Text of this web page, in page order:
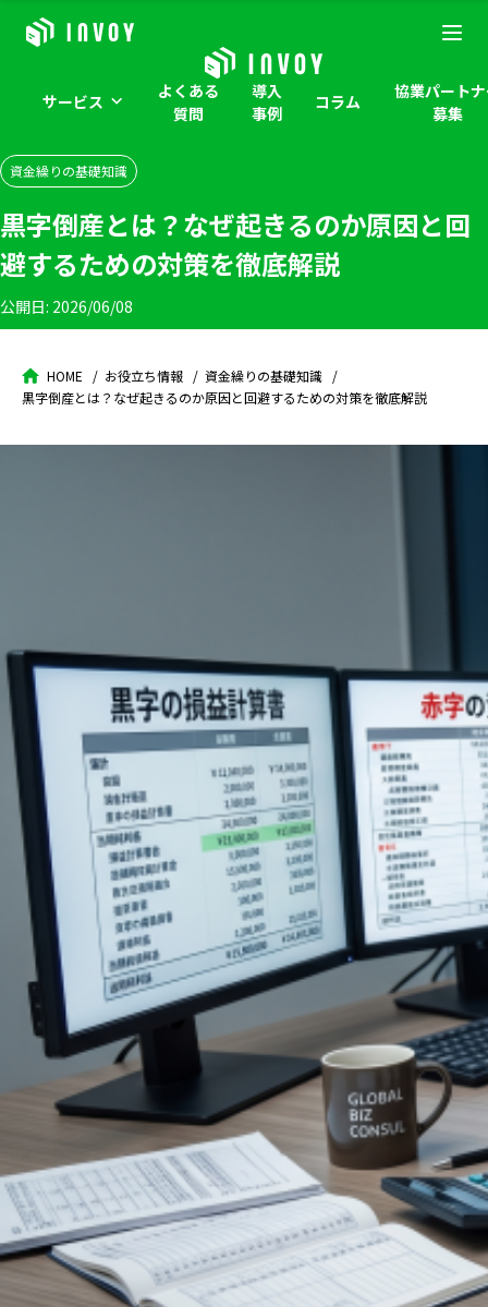
サービス
よくある
質問
導入
事例
コラム
協業パート
募集
資金繰りの基礎知識
黒字倒産とは？なぜ起きるのか原因と回
避するための対策を徹底解説
公開日: 2026/06/08
HOME お役立ち情報
資金繰りの基礎知識
黒字倒産とは？なぜ起きるのか原因と回避するための対策を徹底解説